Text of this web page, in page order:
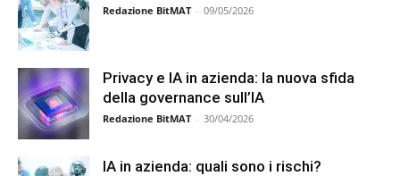
Redazione BitMAT - 09/05/2026
Privacy e IA in azienda: la nuova sfida
della governance sull’IA
Redazione BitMAT - 30/04/2026
IA in azienda: quali sono i rischi?